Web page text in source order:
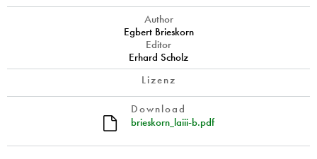
Author
Egbert Brieskorn
Editor
Erhard Scholz
Lizenz
Download
brieskorn_laiii-b.pdf